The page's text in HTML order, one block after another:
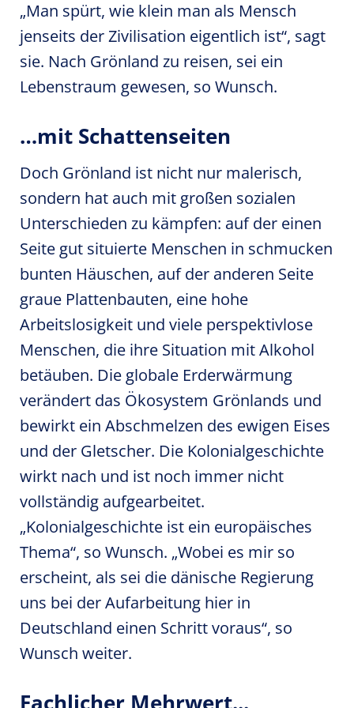
„Man spürt, wie klein man als Mensch
jenseits der Zivilisation eigentlich ist“, sagt
sie. Nach Grönland zu reisen, sei ein
Lebenstraum gewesen, so Wunsch.
…mit Schattenseiten
Doch Grönland ist nicht nur malerisch,
sondern hat auch mit großen sozialen
Unterschieden zu kämpfen: auf der einen
Seite gut situierte Menschen in schmucken
bunten Häuschen, auf der anderen Seite
graue Plattenbauten, eine hohe
Arbeitslosigkeit und viele perspektivlose
Menschen, die ihre Situation mit Alkohol
betäuben. Die globale Erderwärmung
verändert das Ökosystem Grönlands und
bewirkt ein Abschmelzen des ewigen Eises
und der Gletscher. Die Kolonialgeschichte
wirkt nach und ist noch immer nicht
vollständig aufgearbeitet.
„Kolonialgeschichte ist ein europäisches
Thema“, so Wunsch. „Wobei es mir so
erscheint, als sei die dänische Regierung
uns bei der Aufarbeitung hier in
Deutschland einen Schritt voraus“, so
Wunsch weiter.